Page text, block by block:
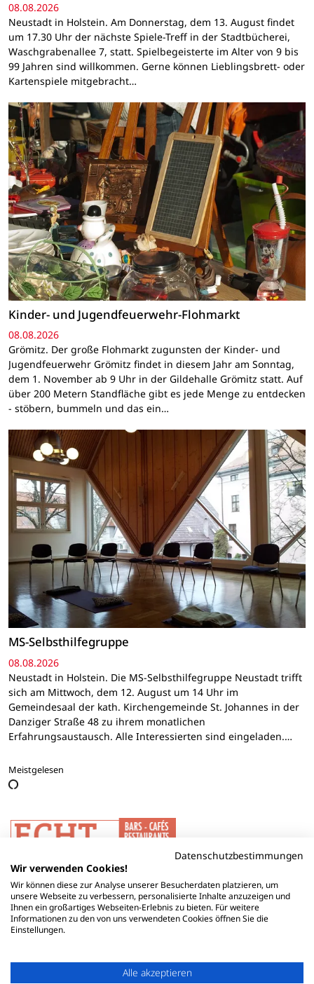
08.08.2026
Neustadt in Holstein. Am Donnerstag, dem 13. August findet
um 17.30 Uhr der nächste Spiele-Treff in der Stadtbücherei,
Waschgrabenallee 7, statt. Spielbegeisterte im Alter von 9 bis
99 Jahren sind willkommen. Gerne können Lieblingsbrett- oder
Kartenspiele mitgebracht…
Kinder- und Jugendfeuerwehr-Flohmarkt
08.08.2026
Grömitz. Der große Flohmarkt zugunsten der Kinder- und
Jugendfeuerwehr Grömitz findet in diesem Jahr am Sonntag,
dem 1. November ab 9 Uhr in der Gildehalle Grömitz statt. Auf
über 200 Metern Standfläche gibt es jede Menge zu entdecken
- stöbern, bummeln und das ein…
MS-Selbsthilfegruppe
08.08.2026
Neustadt in Holstein. Die MS-Selbsthilfegruppe Neustadt trifft
sich am Mittwoch, dem 12. August um 14 Uhr im
Gemeindesaal der kath. Kirchengemeinde St. Johannes in der
Danziger Straße 48 zu ihrem monatlichen
Erfahrungsaustausch. Alle Interessierten sind eingeladen.…
Meistgelesen
Datenschutzbestimmungen
Wir verwenden Cookies!
Wir können diese zur Analyse unserer Besucherdaten platzieren, um
unsere Webseite zu verbessern, personalisierte Inhalte anzuzeigen und
Ihnen ein großartiges Webseiten-Erlebnis zu bieten. Für weitere
Informationen zu den von uns verwendeten Cookies öffnen Sie die
Einstellungen.
Alle akzeptieren